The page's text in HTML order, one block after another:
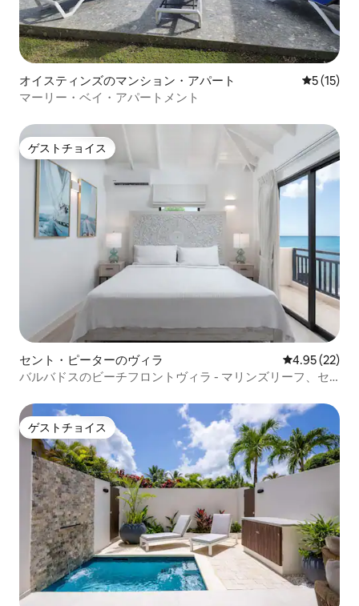
オイスティンズのマンション・アパート レビュー
5 (15)
マーリー・ベイ・アパートメント
ゲストチョイス
ゲストチョイス
セント・ピーターのヴィラ レビュー22
4.95 (22)
バルバドスのビーチフロントヴィラ - マリンズリーフ、セ
ゲストチョイス
ゲストチョイス